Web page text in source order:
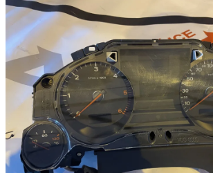
produktu
je
0,0
z
5
hvězdiček.